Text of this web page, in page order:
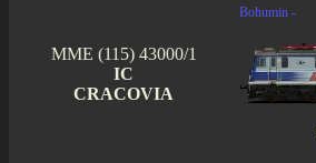
MME (115) 43000/1
IC
CRACOVIA
Bohumin -